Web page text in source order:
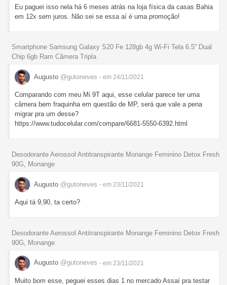
Eu paguei isso nela há 6 meses atrás na loja física da casas Bahia
em 12x sem juros. Não sei se essa aí é uma promoção!
Smartphone Samsung Galaxy S20 Fe 128gb 4g Wi-Fi Tela 6.5'' Dual
Chip 6gb Ram Câmera Tripla
Augusto @gutoneves - em 24/11/2021
Comparando com meu Mi 9T aqui, esse celular parece ter uma
câmera bem fraquinha em questão de MP, será que vale a pena
migrar pra um desse?
https://www.tudocelular.com/compare/6681-5550-6392.html
Desodorante Aerossol Antitranspirante Monange Feminino Detox Fresh
90G, Monange
Augusto @gutoneves - em 23/11/2021
Aqui tá 9,90, ta certo?
Desodorante Aerossol Antitranspirante Monange Feminino Detox Fresh
90G, Monange
Augusto @gutoneves - em 23/11/2021
Muito bom esse, peguei esses dias 1 no mercado Assaí pra testar